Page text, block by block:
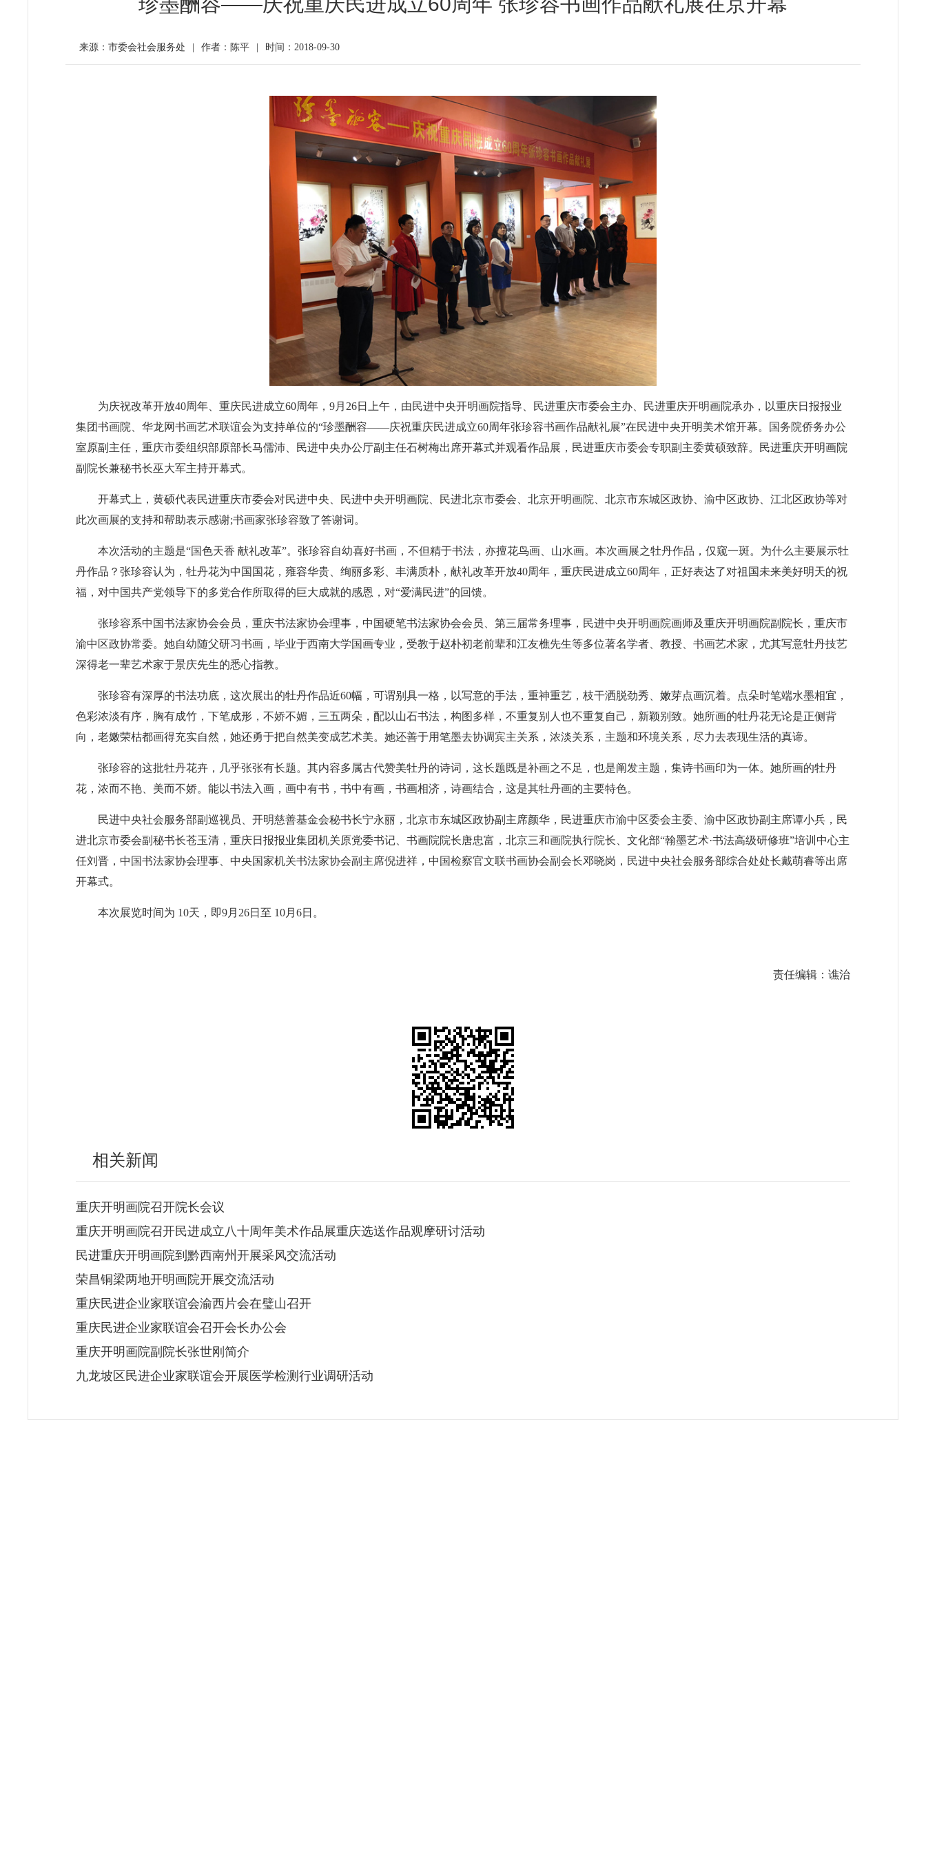
来源：市委会社会服务处 作者：陈平 时间：2018-09-30
为庆祝改革开放40周年、重庆民进成立60周年，9月26日上午，由民进中央开明画院指导、民进重庆市委会主办、民进重庆开明画院承办，以重庆日报报业
集团书画院、华龙网书画艺术联谊会为支持单位的“珍墨酬容——庆祝重庆民进成立60周年张珍容书画作品献礼展”在民进中央开明美术馆开幕。国务院侨务办公
室原副主任，重庆市委组织部原部长马儒沛、民进中央办公厅副主任石树梅出席开幕式并观看作品展，民进重庆市委会专职副主委黄硕致辞。民进重庆开明画院
副院长兼秘书长巫大军主持开幕式。
开幕式上，黄硕代表民进重庆市委会对民进中央、民进中央开明画院、民进北京市委会、北京开明画院、北京市东城区政协、渝中区政协、江北区政协等对
此次画展的支持和帮助表示感谢;书画家张珍容致了答谢词。
本次活动的主题是“国色天香 献礼改革”。张珍容自幼喜好书画，不但精于书法，亦擅花鸟画、山水画。本次画展之牡丹作品，仅窥一斑。为什么主要展示牡
丹作品？张珍容认为，牡丹花为中国国花，雍容华贵、绚丽多彩、丰满质朴，献礼改革开放40周年，重庆民进成立60周年，正好表达了对祖国未来美好明天的祝
福，对中国共产党领导下的多党合作所取得的巨大成就的感恩，对“爱满民进”的回馈。
张珍容系中国书法家协会会员，重庆书法家协会理事，中国硬笔书法家协会会员、第三届常务理事，民进中央开明画院画师及重庆开明画院副院长，重庆市
渝中区政协常委。她自幼随父研习书画，毕业于西南大学国画专业，受教于赵朴初老前辈和江友樵先生等多位著名学者、教授、书画艺术家，尤其写意牡丹技艺
深得老一辈艺术家于景庆先生的悉心指教。
张珍容有深厚的书法功底，这次展出的牡丹作品近60幅，可谓别具一格，以写意的手法，重神重艺，枝干洒脱劲秀、嫩芽点画沉着。点朵时笔端水墨相宜，
色彩浓淡有序，胸有成竹，下笔成形，不娇不媚，三五两朵，配以山石书法，构图多样，不重复别人也不重复自己，新颖别致。她所画的牡丹花无论是正侧背
向，老嫩荣枯都画得充实自然，她还勇于把自然美变成艺术美。她还善于用笔墨去协调宾主关系，浓淡关系，主题和环境关系，尽力去表现生活的真谛。
张珍容的这批牡丹花卉，几乎张张有长题。其内容多属古代赞美牡丹的诗词，这长题既是补画之不足，也是阐发主题，集诗书画印为一体。她所画的牡丹
花，浓而不艳、美而不娇。能以书法入画，画中有书，书中有画，书画相济，诗画结合，这是其牡丹画的主要特色。
民进中央社会服务部副巡视员、开明慈善基金会秘书长宁永丽，北京市东城区政协副主席颜华，民进重庆市渝中区委会主委、渝中区政协副主席谭小兵，民
进北京市委会副秘书长苍玉清，重庆日报报业集团机关原党委书记、书画院院长唐忠富，北京三和画院执行院长、文化部“翰墨艺术·书法高级研修班”培训中心主
任刘晋，中国书法家协会理事、中央国家机关书法家协会副主席倪进祥，中国检察官文联书画协会副会长邓晓岗，民进中央社会服务部综合处处长戴萌睿等出席
开幕式。
本次展览时间为 10天，即9月26日至 10月6日。
责任编辑：谯治
相关新闻
重庆开明画院召开院长会议
重庆开明画院召开民进成立八十周年美术作品展重庆选送作品观摩研讨活动
民进重庆开明画院到黔西南州开展采风交流活动
荣昌铜梁两地开明画院开展交流活动
重庆民进企业家联谊会渝西片会在璧山召开
重庆民进企业家联谊会召开会长办公会
重庆开明画院副院长张世刚简介
九龙坡区民进企业家联谊会开展医学检测行业调研活动